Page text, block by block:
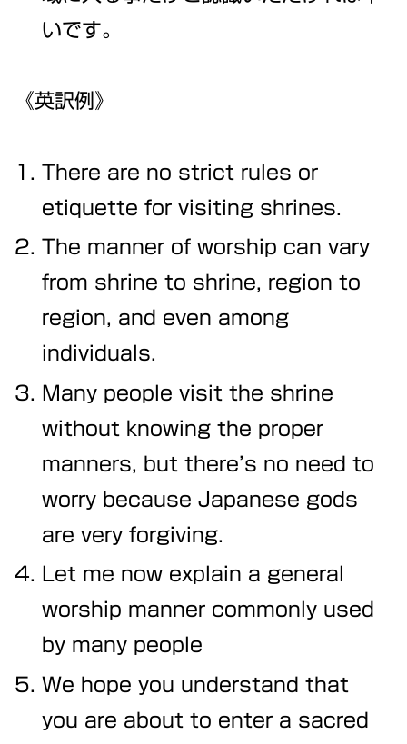
いです。
《英訳例》
There are no strict rules or
etiquette for visiting shrines.
The manner of worship can vary
from shrine to shrine, region to
region, and even among
individuals.
Many people visit the shrine
without knowing the proper
manners, but there’s no need to
worry because Japanese gods
are very forgiving.
Let me now explain a general
worship manner commonly used
by many people
We hope you understand that
you are about to enter a sacred